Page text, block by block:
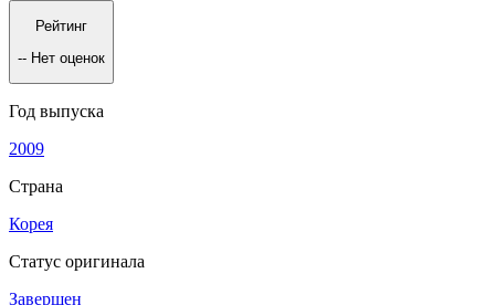
Рейтинг
-- Нет оценок
Год выпуска
2009
Страна
Корея
Статус оригинала
Завершен